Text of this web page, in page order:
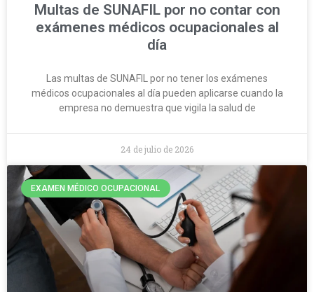
Multas de SUNAFIL por no contar con
exámenes médicos ocupacionales al
día
Las multas de SUNAFIL por no tener los exámenes
médicos ocupacionales al día pueden aplicarse cuando la
empresa no demuestra que vigila la salud de
24 de julio de 2026
EXAMEN MÉDICO OCUPACIONAL